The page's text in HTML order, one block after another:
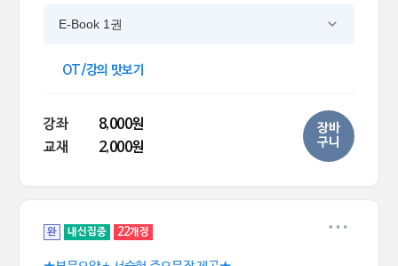
E-Book 1권
OT/강의 맛보기
강좌
8,000원
교재
2,000원
장바
구니
완 내신집중 22개정